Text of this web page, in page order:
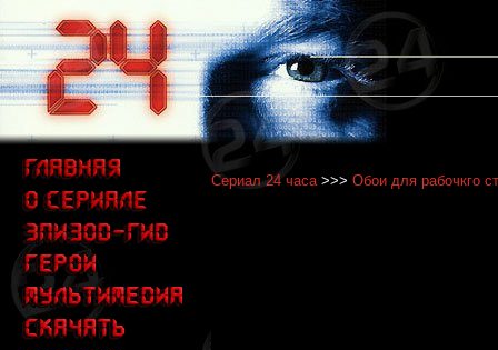
Сериал 24 часа>>> Обои для рабочкго